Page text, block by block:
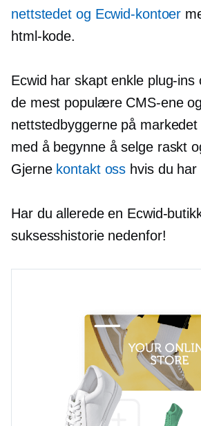
nettstedet og Ecwid-kontoer
html-kode.
Ecwid har skapt enkle plug-ins
de mest populære CMS-ene og
nettstedbyggerne på
med å begynne å selge raskt
Gjerne kontakt oss hvis du
Har du allerede en Ecwid-
suksesshistorie nedenfor!